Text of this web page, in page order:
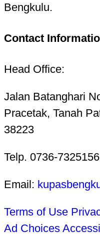
Bengkulu.
Contact
Head Office:
Jalan Batanghari
Pracetak, Tanah
38223
Telp. 0736-
Email:
Terms of Use
Ad Choices